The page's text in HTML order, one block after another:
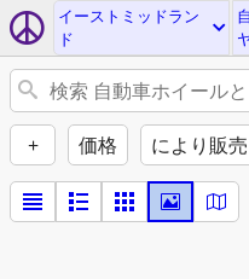
イーストミッドラン
ド
+ 価格 により販